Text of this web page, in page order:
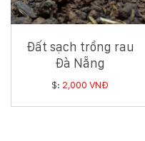
hoasenvietdn@gmail.com
Thọ
Đất sạch trồng rau
Đà Nẵng
$: 2,000 VNĐ